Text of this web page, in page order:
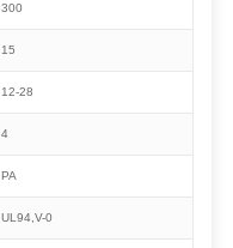
300
15
12-28
4
PA
UL94,V-0